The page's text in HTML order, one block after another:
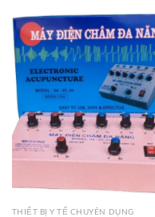
THIẾT BỊ Y TẾ CHUYÊN DỤNG